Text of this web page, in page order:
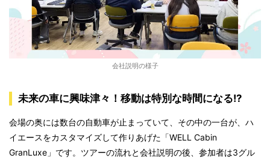
会社説明の様子
未来の車に興味津々！移動は特別な時間になる!?
会場の奥には数台の自動車が止まっていて、その中の一台が、ハ
イエースをカスタマイズして作りあげた「WELL Cabin
GranLuxe」です。ツアーの流れと会社説明の後、参加者は3グル